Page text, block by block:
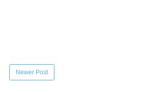
Newer Post